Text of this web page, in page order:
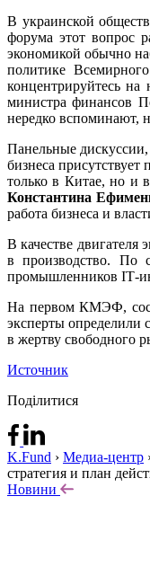
В украинской
форума этот вопрос
экономикой обычно
политике
концентрируйтесь на
министра финансов
нередко вспоминают,
Панельные
бизнеса
только в Китае, но и
Константина
работа бизнеса и
В качестве
в производство. По
промышленников IТ-
На первом КМЭФ,
эксперты определили
в жертву свободного
Источник
Поділитися
K.Fund › Медиа-центр
стратегия и план
Новини